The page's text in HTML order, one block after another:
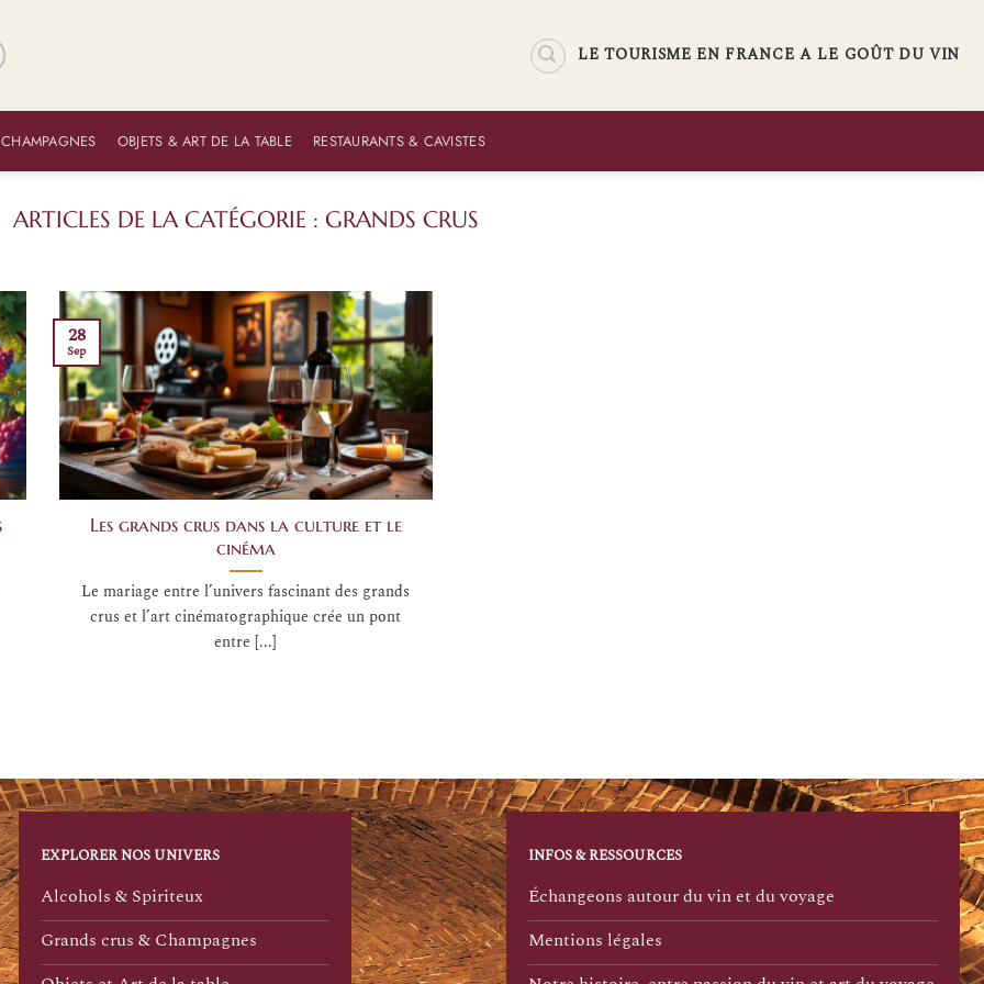
LE TOURISME EN FRANCE A LE GOÛT DU VIN
OBJETS & ART DE LA TABLE RESTAURANTS & CAVISTES
GRANDS CRUS
Les grands crus dans la culture et le
cinéma
Le mariage entre l’univers fascinant des grands
crus et l’art cinématographique crée un pont
entre [...]
28
Sep
EXPLORER NOS UNIVERS
Alcohols & Spiriteux
Grands crus & Champagnes
INFOS & RESSOURCES
Échangeons autour du vin et du voyage
Mentions légales